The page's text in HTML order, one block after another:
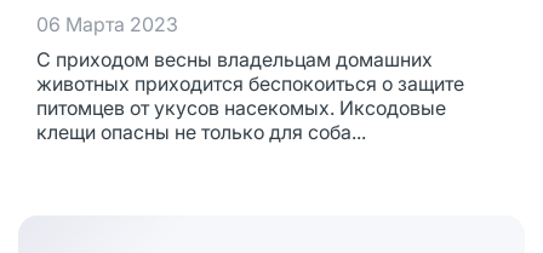
06 Марта 2023
С приходом весны владельцам домашних
животных приходится беспокоиться о защите
питомцев от укусов насекомых. Иксодовые
клещи опасны не только для соба...